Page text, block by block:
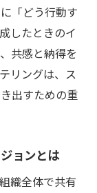
「どう行動す
したときのイ
共感と納得を
リングは、ス
出すための重
ョンとは
織全体で共有